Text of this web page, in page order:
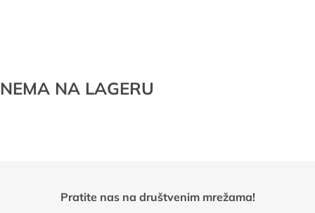
NEMA NA LAGERU
Pratite nas na društvenim mrežama!